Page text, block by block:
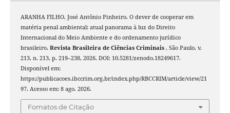
ARANHA FILHO, José Antônio Pinheiro. O dever de cooperar em
matéria penal ambiental: atual panorama à luz do Direito
Internacional do Meio Ambiente e do ordenamento jurídico
brasileiro. Revista Brasileira de Ciências Criminais , São Paulo, v.
213, n. 213, p. 219–238, 2026. DOI: 10.5281/zenodo.18249617.
Disponível em:
https://publicacoes.ibccrim.org.br/index.php/RBCCRIM/article/view/21
97. Acesso em: 8 ago. 2026.
Fomatos de Citação